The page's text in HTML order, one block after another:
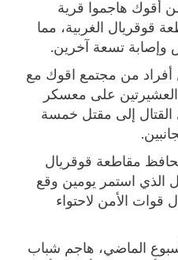
أقوك هاجموا قرية
قوقريال الغربية، مما
تسعة آخرين.
أفراد من مجتمع اقوك مع
على معسكر
القتال إلى مقتل خمسة
مقاطعة قوقريال
الذي استمر يومين وقع
الأمن لاحتواء
الماضي، هاجم شباب